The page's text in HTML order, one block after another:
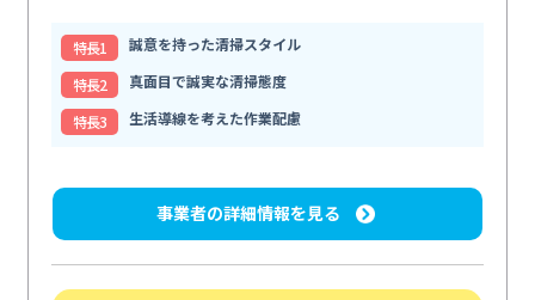
特⻑1
誠意を持った清掃スタイル
特⻑2
真面目で誠実な清掃態度
特⻑3
生活導線を考えた作業配慮
事業者の詳細情報を見る